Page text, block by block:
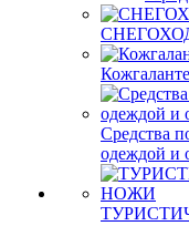
Средства
одеждой и